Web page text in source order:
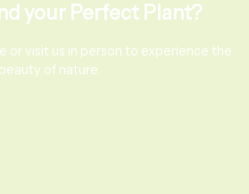
your Perfect Plant?
or visit us in person to experience the
beauty of nature.